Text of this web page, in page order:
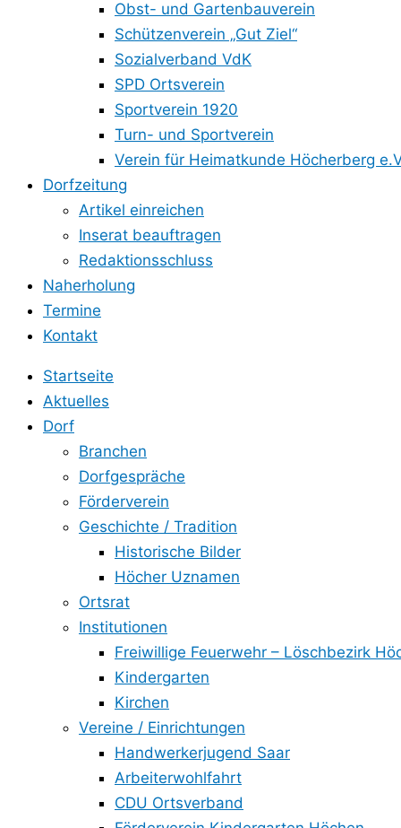
Obst- und Gartenbauverein
Schützenverein „Gut Ziel“
Sozialverband VdK
SPD Ortsverein
Sportverein 1920
Turn- und Sportverein
Verein für Heimatkunde Höcherberg
Dorfzeitung
Artikel einreichen
Inserat beauftragen
Redaktionsschluss
Naherholung
Termine
Kontakt
Startseite
Aktuelles
Dorf
Branchen
Dorfgespräche
Förderverein
Geschichte / Tradition
Historische Bilder
Höcher Uznamen
Ortsrat
Institutionen
Freiwillige Feuerwehr – Löschbezirk
Kindergarten
Kirchen
Vereine / Einrichtungen
Handwerkerjugend Saar
Arbeiterwohlfahrt
CDU Ortsverband